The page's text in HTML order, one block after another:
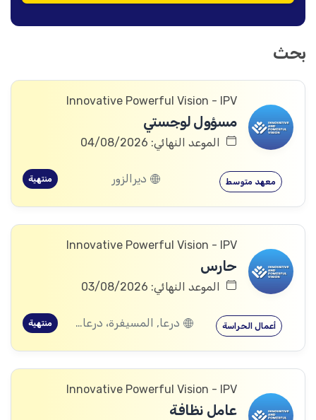
بحث
Innovative Powerful Vision - IPV
مسؤول لوجستي
الموعد النهائي: 04/08/2026
معهد متوسط ديرالزور منتهية
Innovative Powerful Vision - IPV
حارس
الموعد النهائي: 03/08/2026
أعمال الحراسة درعا, المسيفرة، درعا, الجيزة، درعا, بصر الحرير، درعا منتهية
Innovative Powerful Vision - IPV
عامل نظافة